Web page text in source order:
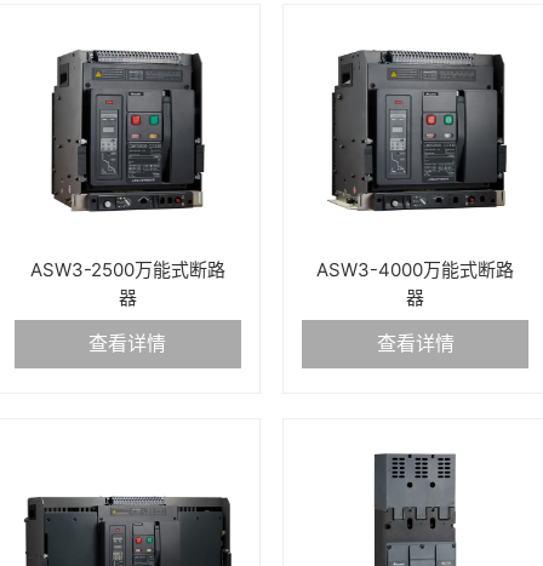
ASW3-2500万能式断路
器
查看详情
ASW3-4000万能式断路
器
查看详情